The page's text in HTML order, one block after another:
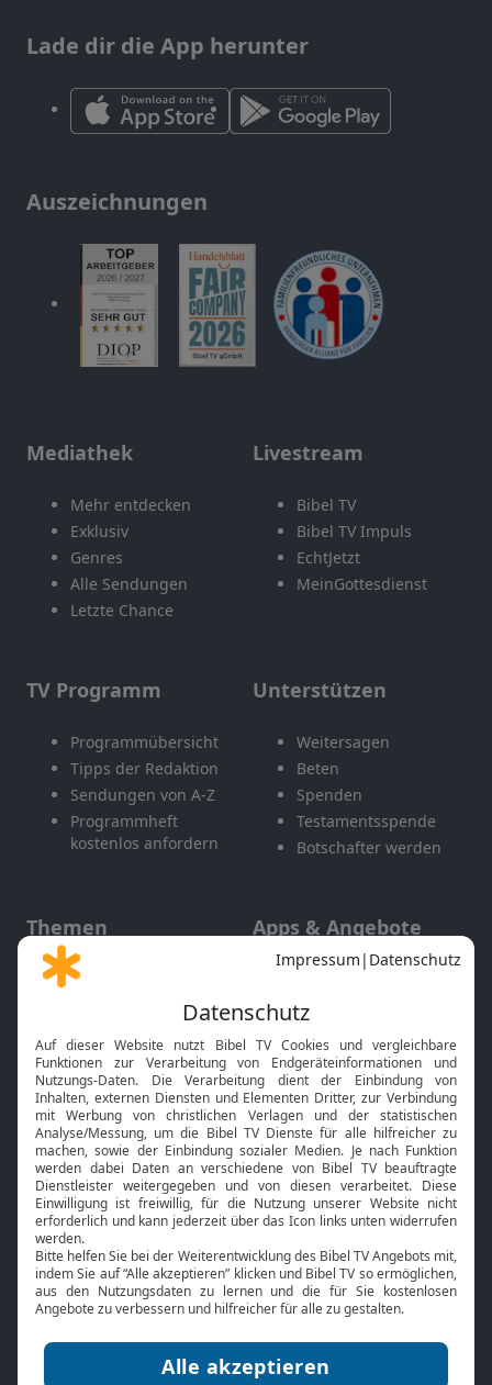
Lade dir die App herunter
Auszeichnungen
Mediathek
Mehr entdecken
Exklusiv
Genres
Alle Sendungen
Letzte Chance
Livestream
Bibel TV
Bibel TV Impuls
EchtJetzt
MeinGottesdienst
TV Programm
Programmübersicht
Tipps der Redaktion
Sendungen von A-Z
Programmheft
kostenlos anfordern
Unterstützen
Weitersagen
Beten
Spenden
Testamentsspende
Botschafter werden
Themen
Gott und Bibel erklärt
Neuigkeiten
Apps & Angebote
Mobile App
Smart TV
HbbTV
Bibelthek Online-Bibel
Nächster Gottesdienst
Bibel TV
Über uns
Jobs
Mediadaten
Service
Kontakt
TV-Empfang